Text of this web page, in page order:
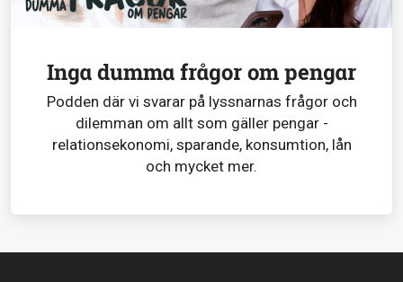
Inga dumma frågor om pengar
Podden där vi svarar på lyssnarnas frågor och
dilemman om allt som gäller pengar -
relationsekonomi, sparande, konsumtion, lån
och mycket mer.